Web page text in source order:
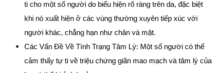
ti cho một số người do biểu hiện rõ ràng trên da, đặc biệt
khi nó xuất hiện ở các vùng thường xuyên tiếp xúc với
người khác, chẳng hạn như chân và mặt.
Các Vấn Đề Về Tình Trạng Tâm Lý: Một số người có thể
cảm thấy tự ti về triệu chứng giãn mao mạch và tâm lý của